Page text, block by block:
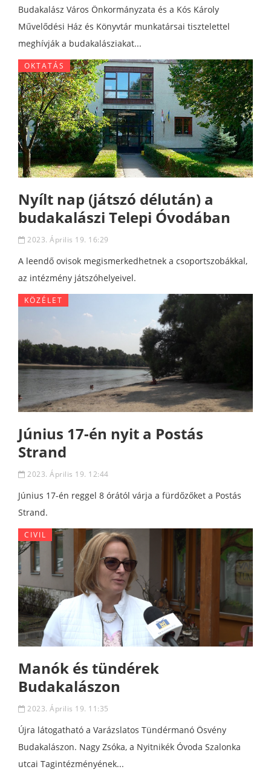
Budakalász Város Önkormányzata és a Kós Károly
Művelődési Ház és Könyvtár munkatársai tisztelettel
meghívják a budakalásziakat...
OKTATÁS
Nyílt nap (játszó délután) a
budakalászi Telepi Óvodában
2023. Április 19. 16:29
A leendő ovisok megismerkedhetnek a csoportszobákkal,
az intézmény játszóhelyeivel.
KÖZÉLET
Június 17-én nyit a Postás
Strand
2023. Április 19. 12:44
Június 17-én reggel 8 órától várja a fürdőzőket a Postás
Strand.
CIVIL
Manók és tündérek
Budakalászon
2023. Április 19. 11:35
Újra látogatható a Varázslatos Tündérmanó Ösvény
Budakalászon. Nagy Zsóka, a Nyitnikék Óvoda Szalonka
utcai Tagintézményének...